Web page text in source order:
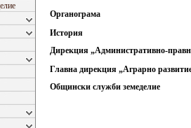
Органограма
История
Дирекция „Административно-
Главна дирекция „Аграрно
Общински служби земеделие